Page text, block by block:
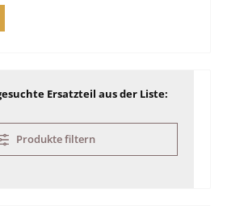
Ersatzteil aus der Liste:
Produkte filtern